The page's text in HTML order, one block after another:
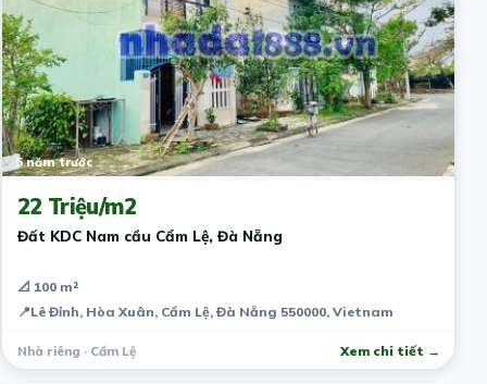
5 năm trước
22 Triệu/m2
Đất KDC Nam cầu Cẩm Lệ, Đà Nẵng
📐 100 m²
📍Lê Đỉnh, Hòa Xuân, Cẩm Lệ, Đà Nẵng 550000, Vietnam
Nhà riêng · Cẩm Lệ Xem chi tiết →